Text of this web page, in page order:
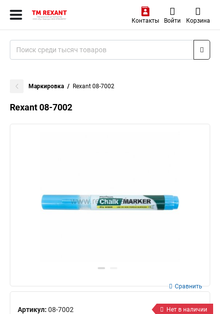
Контакты Войти Корзина
Маркировка Rexant 08-7002
Rexant 08-7002
Артикул: 08-7002
Сравнить
Нет в наличии